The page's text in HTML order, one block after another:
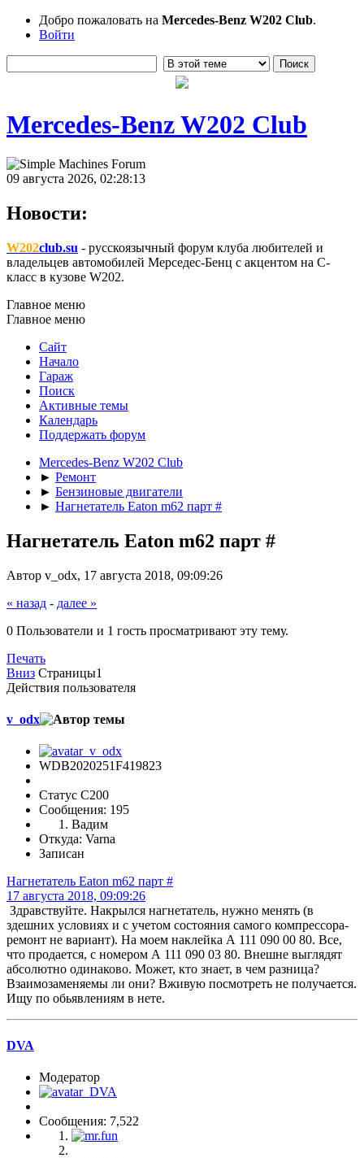
Добро пожаловать на Mercedes-Benz W202 Club.
Войти
Mercedes-Benz W202 Club
09 августа 2026, 02:28:13
Новости:
W202club.su - русскоязычный форум клуба любителей и
владельцев автомобилей Мерседес-Бенц с акцентом на C-
класс в кузове W202.
Главное меню
Главное меню
Сайт
Начало
Гараж
Поиск
Активные темы
Календарь
Поддержать форум
Mercedes-Benz W202 Club
► Ремонт
► Бензиновые двигатели
► Нагнетатель Eaton m62 парт #
Нагнетатель Eaton m62 парт #
Автор v_odx, 17 августа 2018, 09:09:26
« назад - далее »
0 Пользователи и 1 гость просматривают эту тему.
Печать
Вниз Страницы1
Действия пользователя
v_odx
WDB2020251F419823
Статус C200
Сообщения: 195
Вадим
Откуда: Varna
Записан
Нагнетатель Eaton m62 парт #
17 августа 2018, 09:09:26
Здравствуйте. Накрылся нагнетатель, нужно менять (в
здешних условиях и с учетом состояния самого компрессора-
ремонт не вариант). На моем наклейка А 111 090 00 80. Все,
что продается, с номером А 111 090 03 80. Внешне выглядят
абсолютно одинаково. Может, кто знает, в чем разница?
Взаимозаменяемы ли они? Вживую посмотреть не получается.
Ищу по обьявлениям в нете.
DVA
Модератор
Сообщения: 7,522